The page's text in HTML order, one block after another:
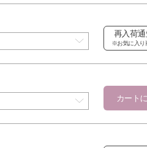
再入荷
※お気に入り
カート